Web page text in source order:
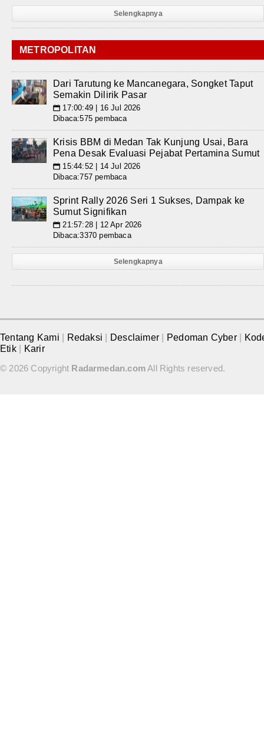
Selengkapnya
METROPOLITAN
Dari Tarutung ke Mancanegara, Songket Taput
Semakin Dilirik Pasar
📅 17:00:49 | 16 Jul 2026
Dibaca:575 pembaca
Krisis BBM di Medan Tak Kunjung Usai, Bara
Pena Desak Evaluasi Pejabat Pertamina Sumut
📅 15:44:52 | 14 Jul 2026
Dibaca:757 pembaca
Sprint Rally 2026 Seri 1 Sukses, Dampak ke
Sumut Signifikan
📅 21:57:28 | 12 Apr 2026
Dibaca:3370 pembaca
Selengkapnya
Tentang Kami Redaksi Desclaimer Pedoman Cyber
Etik
Karir
© 2026 Copyright Radarmedan.comAll Rights reserved.